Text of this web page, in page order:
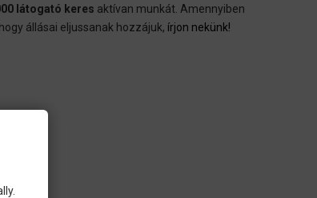
látogató keres aktívan munkát. Amennyiben
állásai eljussanak hozzájuk, írjon nekünk!